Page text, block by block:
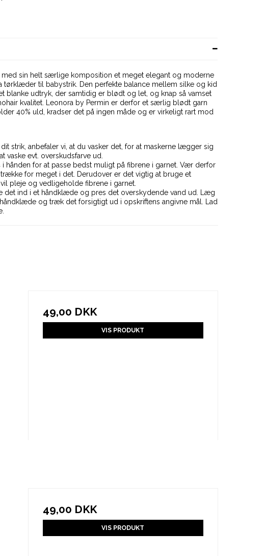
med sin helt særlige komposition et meget elegant og moderne
tørklæder til babystrik. Den perfekte balance mellem silke og kid
blanke udtryk, der samtidig er blødt og let, og knap så vamset
kvalitet. Leonora by Permin er derfor et særlig blødt garn
40% uld, kradser det på ingen måde og er virkeligt rart mod
strik, anbefaler vi, at du vasker det, for at maskerne lægger sig
evt. overskudsfarve ud.
i hånden for at passe bedst muligt på fibrene i garnet. Vær derfor
for meget i det. Derudover er det vigtig at bruge et
pleje og vedligeholde fibrene i garnet.
det ind i et håndklæde og pres det overskydende vand ud. Læg
og træk det forsigtigt ud i opskriftens angivne mål. Lad
49,00 DKK
VIS PRODUKT
49,00 DKK
VIS PRODUKT